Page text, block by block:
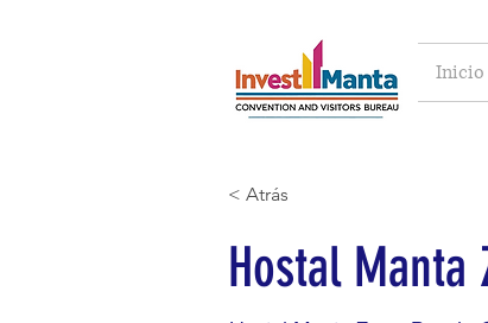
Inicio
< Atrás
Hostal Manta